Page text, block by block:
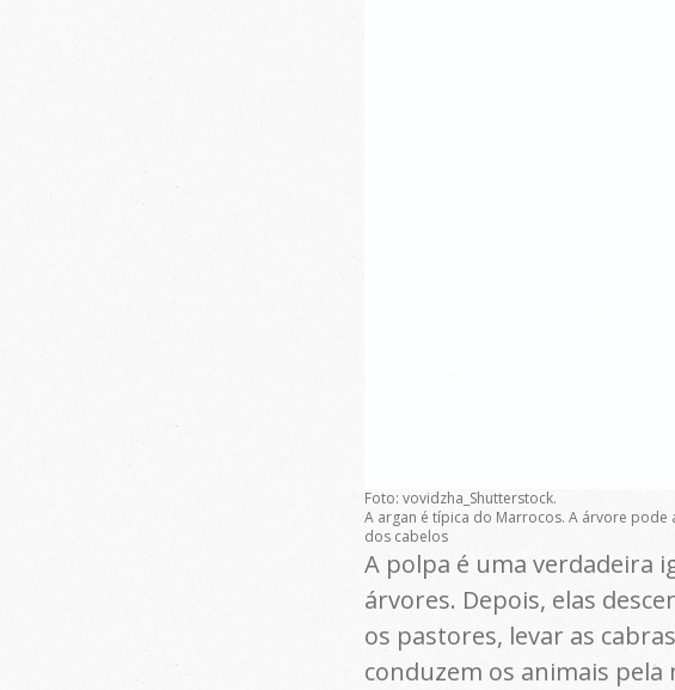
Foto: vovidzha_Shutterstock.
A argan é típica do Marrocos. A árvore
dos cabelos
A polpa é uma verdadeira
árvores. Depois, elas
os pastores, levar as
conduzem os animais